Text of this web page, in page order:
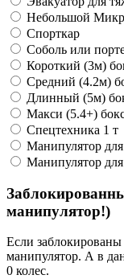
Небольшой
Спорткар
Соболь или
Короткий (3м)
Средний (4.2м)
Длинный (5м)
Макси (5.4+)
Спецтехника 1 т
Манипулятор
Манипулятор
манипулятор!)
Если заблокированы
манипулятор. А в
0 колес.